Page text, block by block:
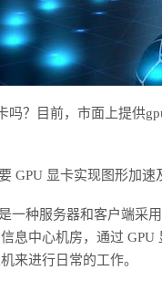
吗？目前，市面上提供
GPU 显卡实现图形加
一种服务器和客户端采
息中心机房，通过
来进行日常的工作。